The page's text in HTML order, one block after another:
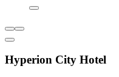
Hyperion City Hotel